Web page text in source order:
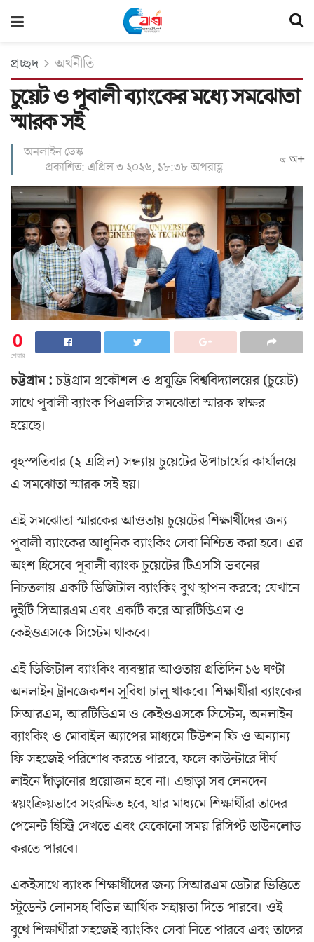
প্রচ্ছদ অর্থনীতি
চুয়েট ও পূবালী ব্যাংকের মধ্যে সমঝোতা
স্মারক সই
অনলাইন ডেস্ক
প্রকাশিত: এপ্রিল ৩ ২০২৬, ১৮:৩৮ অপরাহ্ণ
অ-অ+
0
শেয়ার
চট্টগ্রাম :চট্টগ্রাম প্রকৌশল ও প্রযুক্তি বিশ্ববিদ্যালয়ের (চুয়েট)
সাথে পূবালী ব্যাংক পিএলসির সমঝোতা স্মারক স্বাক্ষর
হয়েছে।
বৃহস্পতিবার (২ এপ্রিল) সন্ধ্যায় চুয়েটের উপাচার্যের কার্যালয়ে
এ সমঝোতা স্মারক সই হয়।
এই সমঝোতা স্মারকের আওতায় চুয়েটের শিক্ষার্থীদের জন্য
পূবালী ব্যাংকের আধুনিক ব্যাংকিং সেবা নিশ্চিত করা হবে। এর
অংশ হিসেবে পূবালী ব্যাংক চুয়েটের টিএসসি ভবনের
নিচতলায় একটি ডিজিটাল ব্যাংকিং বুথ স্থাপন করবে; যেখানে
দুইটি সিআরএম এবং একটি করে আরটিডিএম ও
কেইওএসকে সিস্টেম থাকবে।
এই ডিজিটাল ব্যাংকিং ব্যবস্থার আওতায় প্রতিদিন ১৬ ঘণ্টা
অনলাইন ট্রানজেকশন সুবিধা চালু থাকবে। শিক্ষার্থীরা ব্যাংকের
সিআরএম, আরটিডিএম ও কেইওএসকে সিস্টেম, অনলাইন
ব্যাংকিং ও মোবাইল অ্যাপের মাধ্যমে টিউশন ফি ও অন্যান্য
ফি সহজেই পরিশোধ করতে পারবে, ফলে কাউন্টারে দীর্ঘ
লাইনে দাঁড়ানোর প্রয়োজন হবে না। এছাড়া সব লেনদেন
স্বয়ংক্রিয়ভাবে সংরক্ষিত হবে, যার মাধ্যমে শিক্ষার্থীরা তাদের
পেমেন্ট হিস্ট্রি দেখতে এবং যেকোনো সময় রিসিপ্ট ডাউনলোড
করতে পারবে।
একইসাথে ব্যাংক শিক্ষার্থীদের জন্য সিআরএম ডেটার ভিত্তিতে
স্টুডেন্ট লোনসহ বিভিন্ন আর্থিক সহায়তা দিতে পারবে। ওই
বুথে শিক্ষার্থীরা সহজেই ব্যাংকিং সেবা নিতে পারবে এবং তাদের